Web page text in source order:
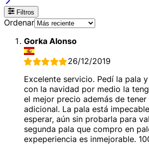
Filtros
Ordenar
Gorka Alonso
26/12/2019
Excelente servicio. Pedí la pala
con la navidad por medio la
el mejor precio además de tener
adicional. La pala está
esperar, aún sin probarla para
segunda pala que compro en
expeperiencia es inmejorable.